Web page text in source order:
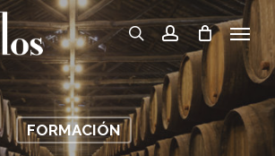
searchaccount
Menu
FORMACIÓN